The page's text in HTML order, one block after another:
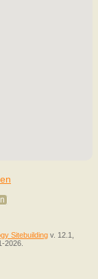
Sitebuilding v. 12.1,
2026.